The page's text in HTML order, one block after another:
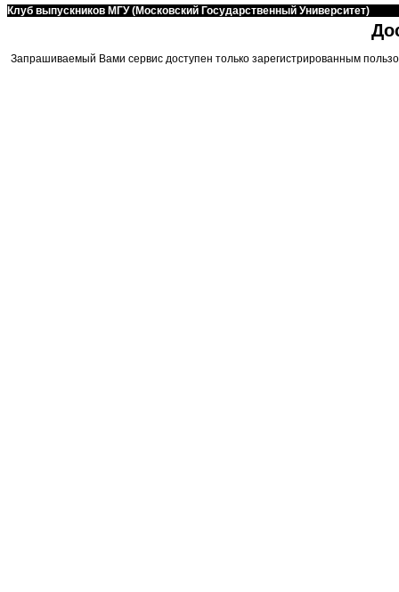
Клуб выпускников МГУ (Московский Государственный Университет)
Запрашиваемый Вами сервис доступен только зарегистрированным